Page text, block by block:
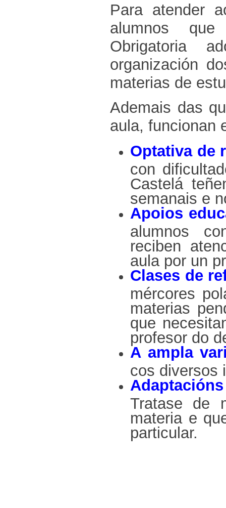
Para atender
alumnos
Obrigatoria
organización
materias de
Ademais das
aula, funcionan
Optativa de
con
Castelá
semanais e
Apoios
alumnos
reciben
aula por un
Clases de
mércores
materias
que
profesor do
A ampla
cos diversos
Tratase de
materia e
particular.